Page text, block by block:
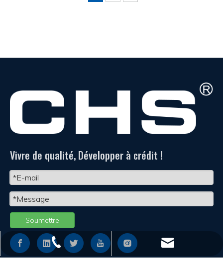
Vivre de qualité, Développer à crédit !
Soumettre
+86 - 577 - 62798390
info@chs.com.cn